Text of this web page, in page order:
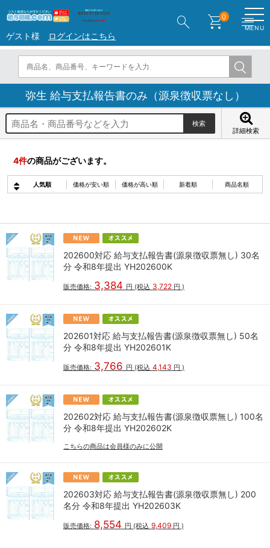
ゲスト様 ログインはこちら
MENU
search shopping_cart0 menu
弥生 給与支払報告書のみ（源泉徴収票なし）
詳細検索
4件の商品がございます。
人気順 価格が安い順 価格が高い順 新着順 商品名順
202600対応 給与支払報告書(源泉徴収票無し) 30名
分 令和8年提出 YH202600K
販売価格: 3,384 円 (税込 3,722 円 )
202601対応 給与支払報告書(源泉徴収票無し) 50名
分 令和8年提出 YH202601K
販売価格: 3,766 円 (税込 4,143 円 )
202602対応 給与支払報告書(源泉徴収票無し) 100名
分 令和8年提出 YH202602K
こちらの商品は会員様のみに公開
202603対応 給与支払報告書(源泉徴収票無し) 200
名分 令和8年提出 YH202603K
販売価格: 8,554 円 (税込 9,409 円 )